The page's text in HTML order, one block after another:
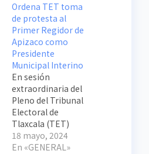
Ordena TET toma
de protesta al
Primer Regidor de
Apizaco como
Presidente
Municipal Interino
En sesión
extraordinaria del
Pleno del Tribunal
Electoral de
Tlaxcala (TET)
celebrada este 17
de mayo, por
18 mayo, 2024
En «GENERAL»